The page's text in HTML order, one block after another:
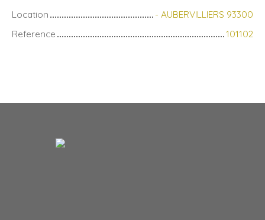
Location
- AUBERVILLIERS 93300
Reference
101102